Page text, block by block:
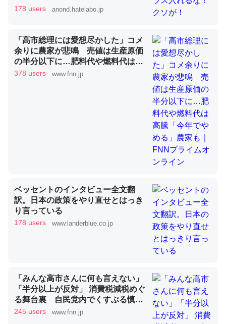
かりやすく強くなりそう
昆虫ってカルシウム少ないのか。知らんかった。調べたら
コオロギのカルシウム分はエビの600分の1程度。
─ニュース :: 【研究発表】昆虫学の大問題＝「昆虫はなぜ海にいな
論文では「淡水はカルシウムも酸素も不足してて両方に不
利だから両方が拮抗してるのでは」とあって面白い。海に
いる鋏角類（カブトガニ・ウミグモ）はカルシウムを使わ
ずキチンを強化してる筈だが、酵素が違うのか？
─ニュース :: 【研究発表】昆虫学の大問題＝「昆虫はなぜ海にいな
これを元に考えるとカルシウムを大量に使う脊椎動物と貝
類は苦労してるんだな…。腹足類だと殻を無くしてナメク
178 users anond.hatelabo.jp
「高市総理には愛想尽かした」コメ
余りに農家が悲鳴 売値は生産原価
の半分以下に…肥料代や燃料代は高
騰「今年でやめる」農家も｜FNNプ
378 users www.fnn.jp
ベッセントのインタビュー全文翻
訳。日本の政策をやり直せとはっき
り言っている
178 users www.landerblue.co.jp
「みんな高市さんに何も言えない」
「半分以上が反対」 消費税減税めぐ
る舞台裏 自民党内でくすぶる慎重
論と本音【スポットライト】｜FNN
245 users www.fnn.jp